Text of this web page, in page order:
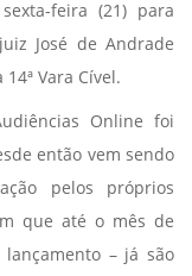
feira (21) para
José de Andrade
Vara Cível.
Online foi
então vem sendo
pelos próprios
que até o mês de
– já são